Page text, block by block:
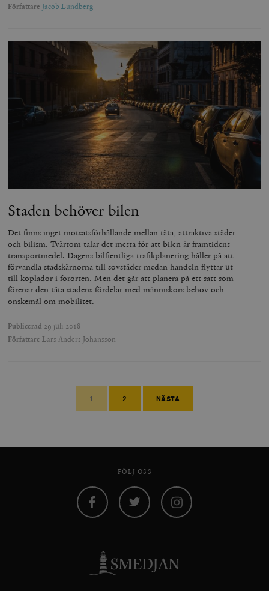
Författare Jacob Lundberg
Staden behöver bilen
Det finns inget motsatsförhållande mellan täta, attraktiva städer
och bilism. Tvärtom talar det mesta för att bilen är framtidens
transportmedel. Dagens bilfientliga trafikplanering håller på att
förvandla stadskärnorna till sovstäder medan handeln flyttar ut
till köplador i förorten. Men det går att planera på ett sätt som
förenar den täta stadens fördelar med människors behov och
önskemål om mobilitet.
Publicerad 29 juli 2018
Författare Lars Anders Johansson
1 2 NÄSTA
FÖLJ OSS